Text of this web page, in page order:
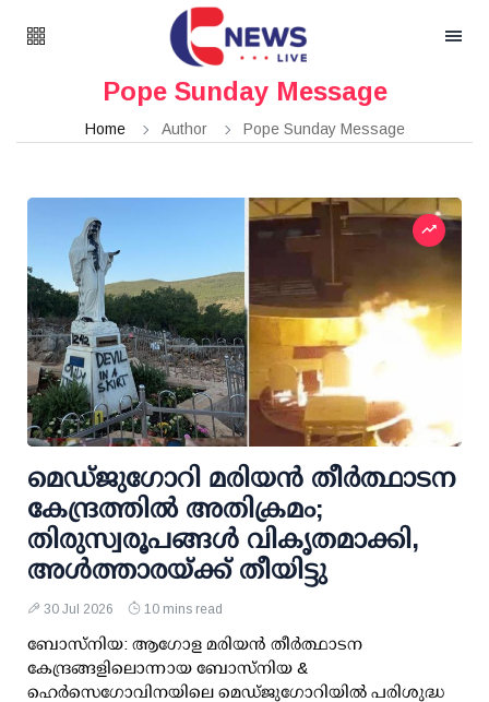
Pope Sunday Message
Home Author Pope Sunday Message
മെഡ്‌ജുഗോറി മരിയൻ തീർത്ഥാടന
കേന്ദ്രത്തിൽ അതിക്രമം;
തിരുസ്വരൂപങ്ങൾ വികൃതമാക്കി,
അൾത്താരയ്ക്ക് തീയിട്ടു
30 Jul 2026 10 mins read
ബോസ്‌നിയ: ആഗോള മരിയൻ തീർത്ഥാടന
കേന്ദ്രങ്ങളിലൊന്നായ ബോസ്‌നിയ &
ഹെർസെഗോവിനയിലെ മെഡ്‌ജുഗോറിയിൽ പരിശുദ്ധ